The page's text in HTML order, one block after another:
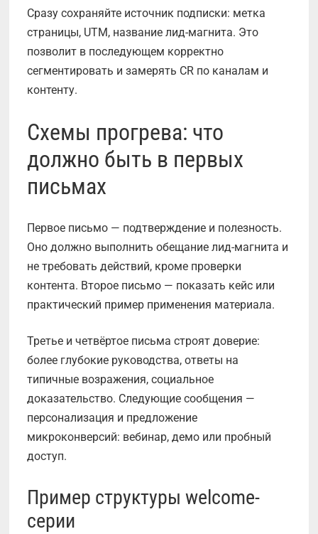
Сразу сохраняйте источник подписки: метка
страницы, UTM, название лид-магнита. Это
позволит в последующем корректно
сегментировать и замерять СR по каналам и
контенту.
Схемы прогрева: что
должно быть в первых
письмах
Первое письмо — подтверждение и полезность.
Оно должно выполнить обещание лид-магнита и
не требовать действий, кроме проверки
контента. Второе письмо — показать кейс или
практический пример применения материала.
Третье и четвёртое письма строят доверие:
более глубокие руководства, ответы на
типичные возражения, социальное
доказательство. Следующие сообщения —
персонализация и предложение
микроконверсий: вебинар, демо или пробный
доступ.
Пример структуры welcome-
серии